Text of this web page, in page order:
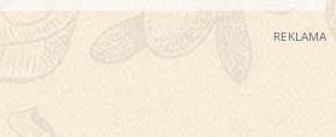
REKLAMA